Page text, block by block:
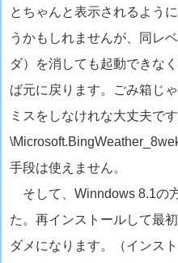
とちゃんと表示されるよう
うかもしれませんが、同レ
ダ）を消しても起動できな
ば元に戻ります。ごみ箱じ
ミスをしなけれな大丈夫で
手段は使えません。
そして、Winndows 8.1の
た。再インストールして最
ダメになります。（インス